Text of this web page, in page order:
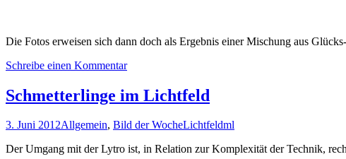
Die Fotos erweisen sich dann doch als Ergebnis einer Mischung aus
Schreibe einen Kommentar
Schmetterlinge im Lichtfeld
3. Juni 2012Allgemein, Bild der WocheLichtfeldml
Der Umgang mit der Lytro ist, in Relation zur Komplexität der Technik,